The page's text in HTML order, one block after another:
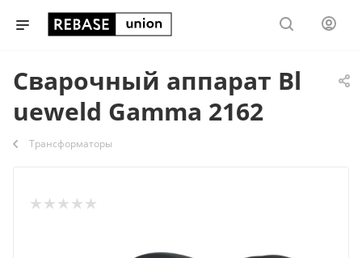
Сварочный аппарат Bl
ueweld Gamma 2162
Трансформаторы